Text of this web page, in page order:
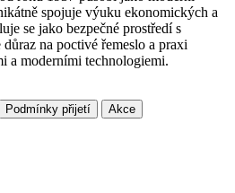
spojuje výuku ekonomických a
se jako bezpečné prostředí s
na poctivé řemeslo a praxi
a moderními technologiemi.
Podmínky přijetí
Akce